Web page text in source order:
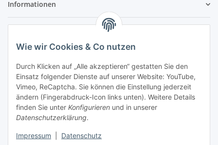
Wie wir Cookies & Co nutzen
Durch Klicken auf „Alle akzeptieren“ gestatten Sie den
Einsatz folgender Dienste auf unserer Website: YouTube,
Vimeo, ReCaptcha. Sie können die Einstellung jederzeit
ändern (Fingerabdruck-Icon links unten). Weitere Details
finden Sie unter Konfigurieren und in unserer
Datenschutzerklärung.
Impressum Datenschutz
Informationen
Wir sind kein Spielwarenhändler i. S. d.
Spielwarenverordnung
Die meisten der von uns vertriebenen Produkte sind
nur für ein Erwachsenenhobby gedacht. Diese
Produkte gehören nicht in unbeaufsichtigte
Kinderhände unter 14 Jahren. Mit dem Kaufabschluss
bestätigen Sie, dass Ihnen das bekannt ist, Sie über 14
Jahre alt sind und die Teile nicht an Kinder unter 14